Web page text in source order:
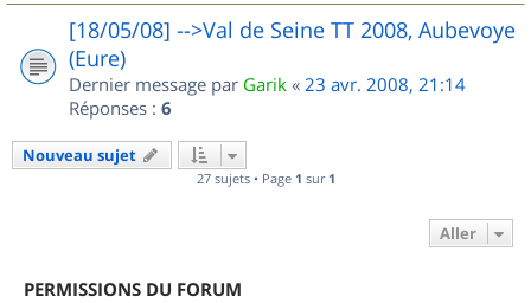
[18/05/08] -->Val de Seine TT 2008, Aubevoye
(Eure)
Dernier message par Garik « 23 avr. 2008, 21:14
Réponses : 6
Nouveau sujet
27 sujets • Page 1 sur 1
Aller
PERMISSIONS DU FORUM